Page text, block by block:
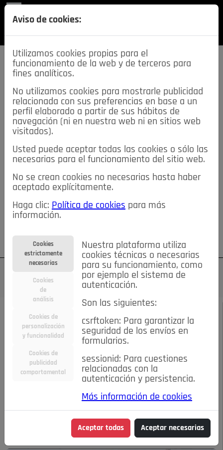
SECCIONES
descarga esta
REVISTA
≡NOTICIAS
NOTICIAS SERVICIOS DE INTERÉS
TABLÓN DE ANUNCIOS MIS ANUNCIOS CONTACTO
NOSOTROS
Su cuenta Regístrese ¿Olvidó su contraseña?
DICIEMBRE 2017/
Caminando por
Pozuelo: Ángel Luis
Rodríguez
Aviso de cookies:
Utilizamos cookies propias para el
funcionamiento de la web y de terceros para
fines analíticos.
No utilizamos cookies para mostrarle publicidad
relacionada con sus preferencias en base a un
perfil elaborado a partir de sus hábitos de
navegación (ni en nuestra web ni en sitios web
visitados).
Usted puede aceptar todas las cookies o sólo las
necesarias para el funcionamiento del sitio web.
No se crean cookies no necesarias hasta haber
aceptado explícitamente.
Haga clic: Política de cookies para más
información.
Cookies
estrictamente
necesarias
Cookies
de
análisis
Cookies de
personalización
y funcionalidad
Cookies de
publicidad
comportamental
Nuestra plataforma utiliza
cookies técnicas o necesarias
para su funcionamiento, como
por ejemplo el sistema de
autenticación.
Son las siguientes:
csrftoken: Para garantizar la
seguridad de los envíos en
formularios.
sessionid: Para cuestiones
relacionadas con la
autenticación y persistencia.
Más información de cookies
Aceptar todas Aceptar necesarias